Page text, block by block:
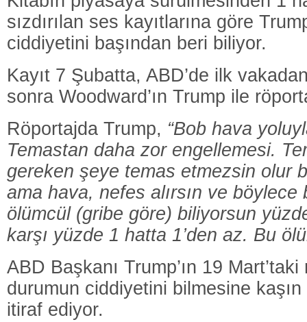
sızdırılan ses kayıtlarına göre
ciddiyetini başından beri biliyor.
Kayıt 7 Şubatta, ABD’de ilk
sonra Woodward’ın Trump ile
Röportajda Trump, “Bob hava
Temastan daha zor engellemesi.
gereken şeye temas etmezsin olur
ama hava, nefes alırsın ve böylece
ölümcül (gribe göre) biliyorsun
karşı yüzde 1 hatta 1’den az. Bu
ABD Başkanı Trump’ın 19
durumun ciddiyetini bilmesine
itiraf ediyor.